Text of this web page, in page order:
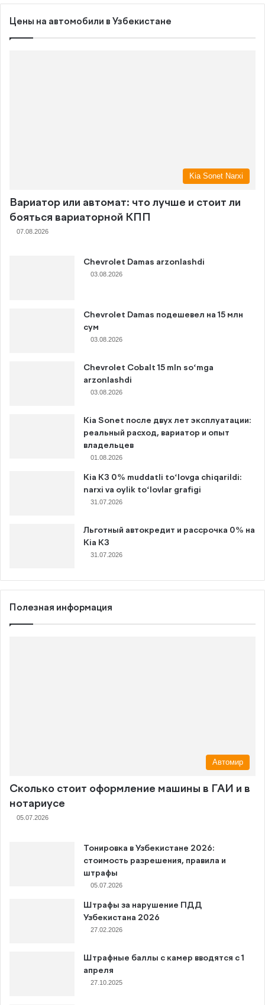
Цены на автомобили в Узбекистане
Kia Sonet Narxi
Вариатор или автомат: что лучше и стоит ли
бояться вариаторной КПП
07.08.2026
Chevrolet Damas arzonlashdi
03.08.2026
Chevrolet Damas подешевел на 15 млн
сум
03.08.2026
Chevrolet Cobalt 15 mln so‘mga
arzonlashdi
03.08.2026
Kia Sonet после двух лет эксплуатации:
реальный расход, вариатор и опыт
владельцев
01.08.2026
Kia K3 0% muddatli to‘lovga chiqarildi:
narxi va oylik to‘lovlar grafigi
31.07.2026
Льготный автокредит и рассрочка 0% на
Kia K3
31.07.2026
Полезная информация
Автомир
Сколько стоит оформление машины в ГАИ и в
нотариусе
05.07.2026
Тонировка в Узбекистане 2026:
стоимость разрешения, правила и
штрафы
05.07.2026
Штрафы за нарушение ПДД
Узбекистана 2026
27.02.2026
Штрафные баллы с камер вводятся с 1
апреля
27.10.2025